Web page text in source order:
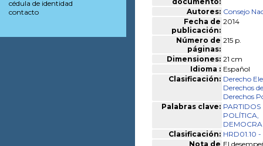
Autores: Consejo
Fecha de
publicación:
2014
Número de
páginas:
215 p.
Dimensiones: 21 cm
Idioma : Español
Clasificación: Derecho
Derechos
Derechos
Palabras clave: PARTIDOS
POLÍTICA,
Clasificación: HRD01.10 -
Nota de El
cédula de identidad
contacto